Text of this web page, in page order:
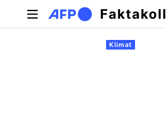
Hoppa till huvudinnehåll
Faktakoll
Primära flikar
Klimat